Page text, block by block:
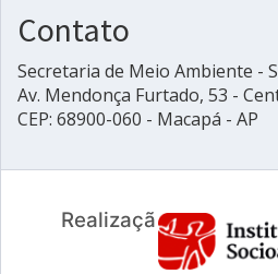
Contato
Secretaria de Meio Ambiente -
Av. Mendonça Furtado, 53 -
CEP: 68900-060 - Macapá - AP